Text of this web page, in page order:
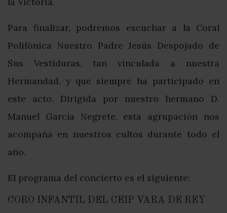
Para finalizar, podremos escuchar a la Coral
Polifónica Nuestro Padre Jesús Despojado de
Sus Vestiduras, tan vinculada a nuestra
Hermandad, y que siempre ha participado en
este acto. Dirigida por nuestro hermano D.
Manuel García Negrete, esta agrupación nos
acompaña en nuestros cultos durante todo el
año.
El programa del concierto es el siguiente:
CORO INFANTIL DEL CEIP VARA DE REY